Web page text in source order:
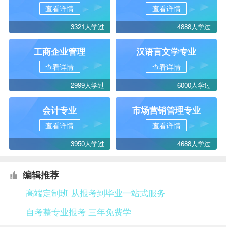
查看详情
3321人学过
查看详情
4888人学过
工商企业管理
查看详情
2999人学过
汉语言文学专业
查看详情
6000人学过
会计专业
查看详情
3950人学过
市场营销管理专业
查看详情
4688人学过
编辑推荐
高端定制班 从报考到毕业一站式服务
自考整专业报考 三年免费学